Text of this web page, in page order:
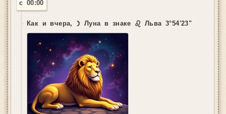
с 00:00
Как и вчера, ☽ Луна в знаке ♌ Льва 3°54'23"